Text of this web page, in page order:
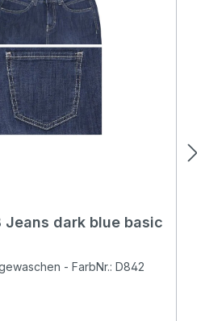
von 5 von 5 Sternen
Jeans dark blue basic
- FarbNr.: D842